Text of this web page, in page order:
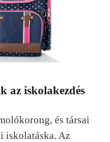
az iskolakezdés
és társai
iskolatáska. Az